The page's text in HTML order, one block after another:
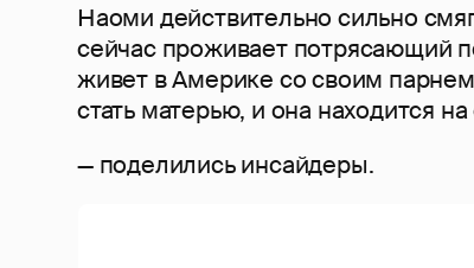
Наоми действительно сильно
сейчас проживает потрясающий
живет в Америке со своим
стать матерью, и она находится
— поделились инсайдеры.